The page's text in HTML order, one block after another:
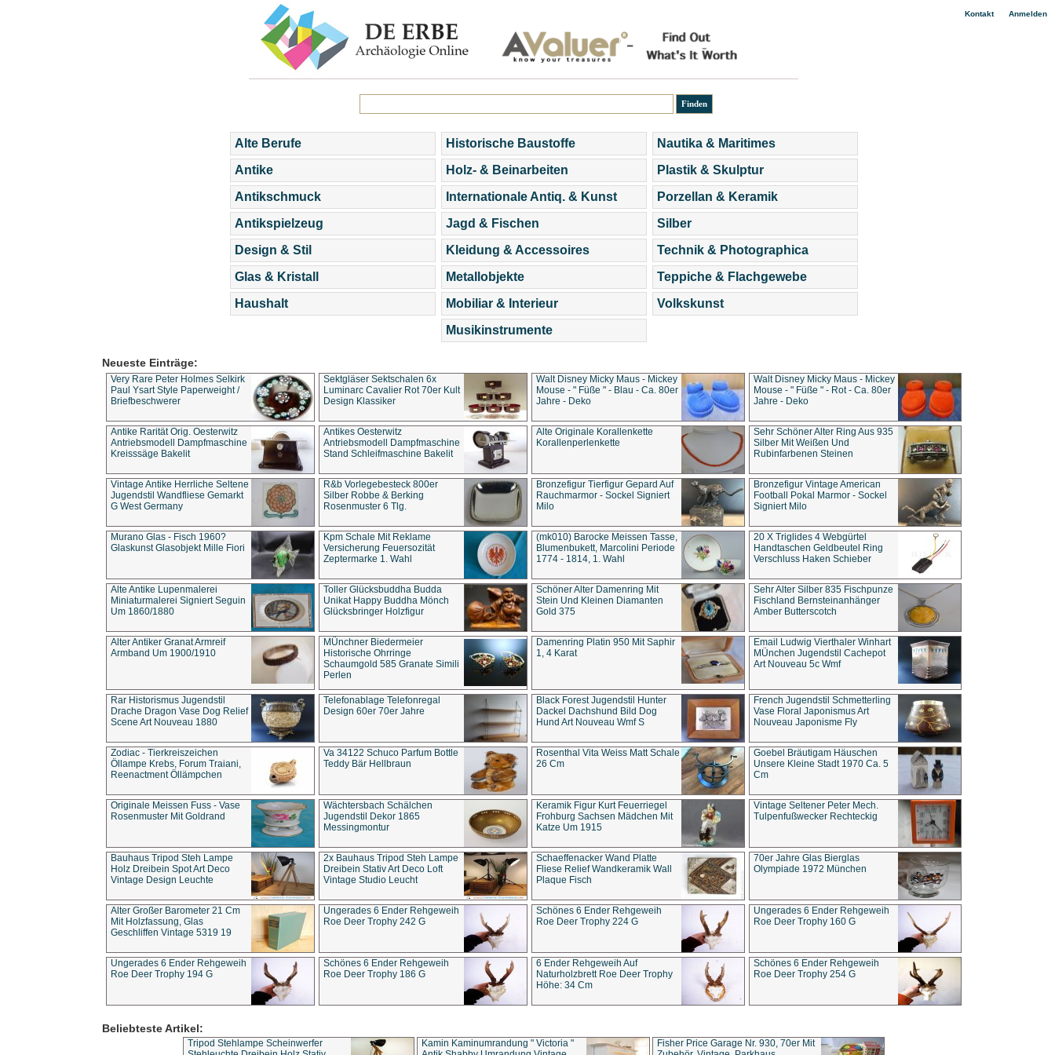
Kontakt| Anmelden
Alte Berufe
Antike
Antikschmuck
Antikspielzeug
Design & Stil
Glas & Kristall
Haushalt
Historische Baustoffe
Holz- & Beinarbeiten
Internationale Antiq. & Kunst
Jagd & Fischen
Kleidung & Accessoires
Metallobjekte
Mobiliar & Interieur
Musikinstrumente
Nautika & Maritimes
Plastik & Skulptur
Porzellan & Keramik
Silber
Technik & Photographica
Teppiche & Flachgewebe
Volkskunst
Neueste Einträge:
Very Rare Peter Holmes Selkirk
Paul Ysart Style Paperweight /
Briefbeschwerer
Sektgläser Sektschalen 6x
Luminarc Cavalier Rot 70er Kult
Design Klassiker
Walt Disney Micky Maus - Mickey
Mouse - " Füße " - Blau - Ca. 80er
Jahre - Deko
Walt Disney Micky Maus - Mickey
Mouse - " Füße " - Rot - Ca. 80er
Jahre - Deko
Antike Rarität Orig. Oesterwitz
Antriebsmodell Dampfmaschine
Kreisssäge Bakelit
Antikes Oesterwitz
Antriebsmodell Dampfmaschine
Stand Schleifmaschine Bakelit
Alte Originale Korallenkette
Korallenperlenkette
Sehr Schöner Alter Ring Aus 935
Silber Mit Weißen Und
Rubinfarbenen Steinen
Vintage Antike Herrliche Seltene
Jugendstil Wandfliese Gemarkt
G West Germany
R&b Vorlegebesteck 800er
Silber Robbe & Berking
Rosenmuster 6 Tlg.
Bronzefigur Tierfigur Gepard Auf
Rauchmarmor - Sockel Signiert
Milo
Bronzefigur Vintage American
Football Pokal Marmor - Sockel
Signiert Milo
Murano Glas - Fisch 1960?
Glaskunst Glasobjekt Mille Fiori
Kpm Schale Mit Reklame
Versicherung Feuersozität
Zeptermarke 1. Wahl
(mk010) Barocke Meissen Tasse,
Blumenbukett, Marcolini Periode
1774 - 1814, 1. Wahl
20 X Triglides 4 Webgürtel
Handtaschen Geldbeutel Ring
Verschluss Haken Schieber
Alte Antike Lupenmalerei
Miniaturmalerei Signiert Seguin
Um 1860/1880
Toller Glücksbuddha Budda
Unikat Happy Buddha Mönch
Glücksbringer Holzfigur
Schöner Alter Damenring Mit
Stein Und Kleinen Diamanten
Gold 375
Sehr Alter Silber 835 Fischpunze
Fischland Bernsteinanhänger
Amber Butterscotch
Alter Antiker Granat Armreif
Armband Um 1900/1910
MÜnchner Biedermeier
Historische Ohrringe
Schaumgold 585 Granate Simili
Perlen
Damenring Platin 950 Mit Saphir
1, 4 Karat
Email Ludwig Vierthaler Winhart
MÜnchen Jugendstil Cachepot
Art Nouveau 5c Wmf
Rar Historismus Jugendstil
Drache Dragon Vase Dog Relief
Scene Art Nouveau 1880
Telefonablage Telefonregal
Design 60er 70er Jahre
Black Forest Jugendstil Hunter
Dackel Dachshund Bild Dog
Hund Art Nouveau Wmf S
French Jugendstil Schmetterling
Vase Floral Japonismus Art
Nouveau Japonisme Fly
Zodiac - Tierkreiszeichen
Öllampe Krebs, Forum Traiani,
Reenactment Öllämpchen
Va 34122 Schuco Parfum Bottle
Teddy Bär Hellbraun
Rosenthal Vita Weiss Matt Schale
26 Cm
Goebel Bräutigam Häuschen
Unsere Kleine Stadt 1970 Ca. 5
Cm
Originale Meissen Fuss - Vase
Rosenmuster Mit Goldrand
Wächtersbach Schälchen
Jugendstil Dekor 1865
Messingmontur
Keramik Figur Kurt Feuerriegel
Frohburg Sachsen Mädchen Mit
Katze Um 1915
Vintage Seltener Peter Mech.
Tulpenfußwecker Rechteckig
Bauhaus Tripod Steh Lampe
Holz Dreibein Spot Art Deco
Vintage Design Leuchte
2x Bauhaus Tripod Steh Lampe
Dreibein Stativ Art Deco Loft
Vintage Studio Leucht
Schaeffenacker Wand Platte
Fliese Relief Wandkeramik Wall
Plaque Fisch
70er Jahre Glas Bierglas
Olympiade 1972 München
Alter Großer Barometer 21 Cm
Mit Holzfassung, Glas
Geschliffen Vintage 5319 19
Ungerades 6 Ender Rehgeweih
Roe Deer Trophy 242 G
Schönes 6 Ender Rehgeweih
Roe Deer Trophy 224 G
Ungerades 6 Ender Rehgeweih
Roe Deer Trophy 160 G
Ungerades 6 Ender Rehgeweih
Roe Deer Trophy 194 G
Schönes 6 Ender Rehgeweih
Roe Deer Trophy 186 G
6 Ender Rehgeweih Auf
Naturholzbrett Roe Deer Trophy
Höhe: 34 Cm
Schönes 6 Ender Rehgeweih
Roe Deer Trophy 254 G
Beliebteste Artikel:
Tripod Stehlampe Scheinwerfer
Kamin Kaminumrandung " Victoria "
Fisher Price Garage Nr. 930, 70er Mit